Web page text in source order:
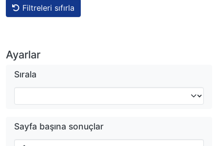
Filtreleri sıfırla
Ayarlar
Sırala
Sayfa başına sonuçlar